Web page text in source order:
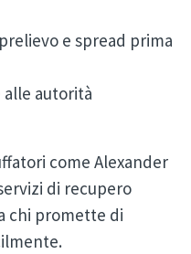
e spread prima
autorità
come Alexander
di recupero
chi promette di